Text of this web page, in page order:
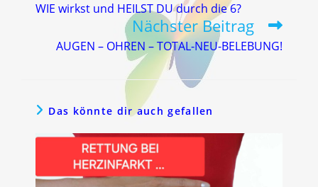
ansehen
WIE wirkst und HEILST DU durch die 6?
Nächster Beitrag
AUGEN – OHREN – TOTAL-NEU-BELEBUNG!
Das könnte dir auch gefallen